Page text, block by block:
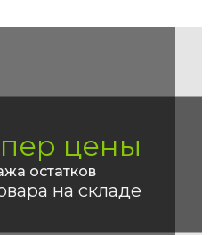
цены
остатков
на складе